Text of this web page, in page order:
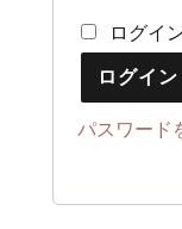
ログイ
ログイン
パスワード